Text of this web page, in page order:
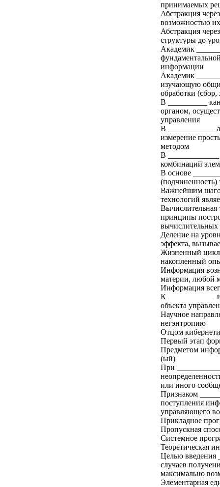
принимаемых
Абстракция
возможностью
Абстракция
структуры до
Академик
информации
Академик
изучающую
обработки
В __________
органом,
управления
В ____________
измерение
методом
В
комбинаций
В основе
(подчиненность)
Важнейшим
технологий
Вычислительная
принципы
вычислительных
Деление на
эффекта,
Жизненный цикл
накопленный
Информация
материи, любой
Информация
К ____________
объекта
Научное
негэнтропию
Отцом
Первый этап
Предметом
(ый)
При
или иного
Признаком
поступления
управляющего
Прикладное
Пропускная
Системное
Теоретическая
Целью введения
случаев
максимально
Элементарная